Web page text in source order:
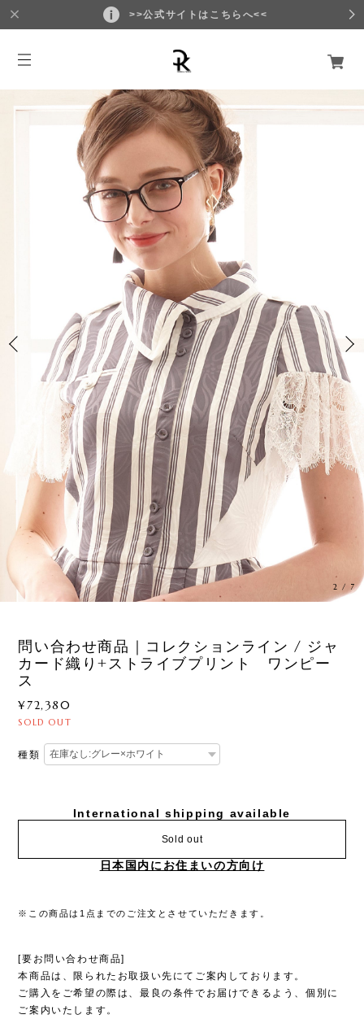
>>公式サイトはこちらへ<<
3 / 7
問い合わせ商品｜コレクションライン / ジャ
カード織り+ストライブプリント ワンピー
ス
¥72,380
SOLD OUT
種類
International shipping available
Sold out
日本国内にお住まいの方向け
※この商品は1点までのご注文とさせていただきます。
[要お問い合わせ商品]
本商品は、限られたお取扱い先にてご案内しております。
ご購入をご希望の際は、最良の条件でお届けできるよう、個別に
ご案内いたします。